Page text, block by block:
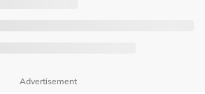
Advertisement